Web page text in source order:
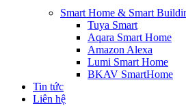
Smart Home & Smart
Tuya Smart
Aqara Smart Home
Amazon Alexa
Lumi Smart Home
BKAV SmartHome
Tin tức
Liên hệ